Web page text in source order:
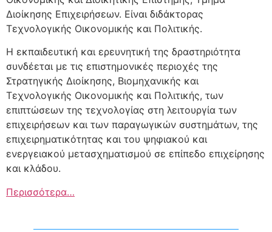
Διοίκησης Επιχειρήσεων. Είναι διδάκτορας
Τεχνολογικής Οικονομικής και Πολιτικής.
Η εκπαιδευτική και ερευνητική της δραστηριότητα
συνδέεται με τις επιστημονικές περιοχές της
Στρατηγικής Διοίκησης, Βιομηχανικής και
Τεχνολογικής Οικονομικής και Πολιτικής, των
επιπτώσεων της τεχνολογίας στη λειτουργία των
επιχειρήσεων και των παραγωγικών συστημάτων, της
επιχειρηματικότητας και του ψηφιακού και
ενεργειακού μετασχηματισμού σε επίπεδο επιχείρησης
και κλάδου.
Περισσότερα…